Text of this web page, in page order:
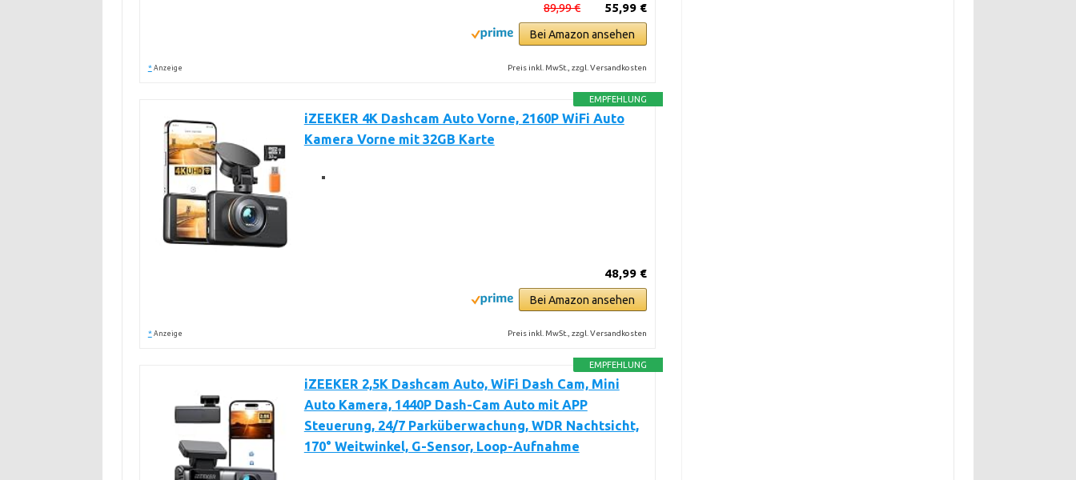
55,99 €
89,99 €
Bei Amazon ansehen
* Anzeige Preis inkl. MwSt., zzgl. Versandkosten
EMPFEHLUNG
iZEEKER 4K Dashcam Auto Vorne, 2160P WiFi Auto
Kamera Vorne mit 32GB Karte
48,99 €
Bei Amazon ansehen
* Anzeige Preis inkl. MwSt., zzgl. Versandkosten
EMPFEHLUNG
iZEEKER 2,5K Dashcam Auto, WiFi Dash Cam, Mini
Auto Kamera, 1440P Dash-Cam Auto mit APP
Steuerung, 24/7 Parküberwachung, WDR Nachtsicht,
170° Weitwinkel, G-Sensor, Loop-Aufnahme